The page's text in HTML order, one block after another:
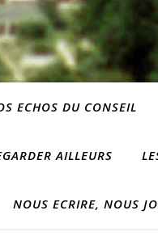
ECHOS DU CONSEIL
AILLEURS
NOUS ECRIRE, NOUS